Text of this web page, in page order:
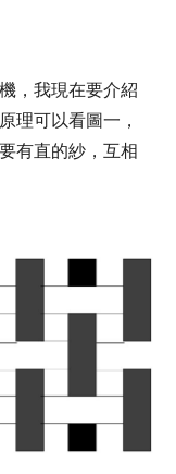
，我現在要介紹
理可以看圖一，
有直的紗，互相